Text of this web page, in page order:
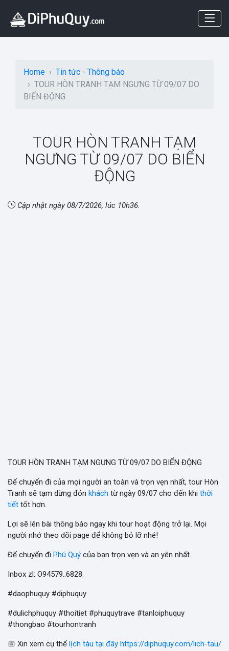
Home
Tin tức - Thông báo
TOUR HÒN TRANH TẠM NGƯNG TỪ 09/07 DO
BIỂN ĐỘNG
TOUR HÒN TRANH TẠM
NGƯNG TỪ 09/07 DO BIỂN
ĐỘNG
Cập nhật ngày08/7/2026, lúc 10h36.
TOUR HÒN TRANH TẠM NGƯNG TỪ 09/07 DO BIỂN ĐỘNG
Để chuyến đi của mọi người an toàn và trọn vẹn nhất, tour Hòn
Tranh sẽ tạm dừng đón khách từ ngày 09/07 cho đến khi thời
tiết tốt hơn.
Lợi sẽ lên bài thông báo ngay khi tour hoạt động trở lại. Mọi
người nhớ theo dõi page để không bỏ lỡ nhé!
Để chuyến đi Phú Quý của bạn trọn vẹn và an yên nhất.
Inbox zl: O94579..6828.
#daophuquy #diphuquy
#dulichphuquy #thoitiet #phuquytrave #tanloiphuquy
#thongbao #tourhontranh
📅 Xin xem cụ thể lịch tàu tại đây https://diphuquy.com/lich-tau/